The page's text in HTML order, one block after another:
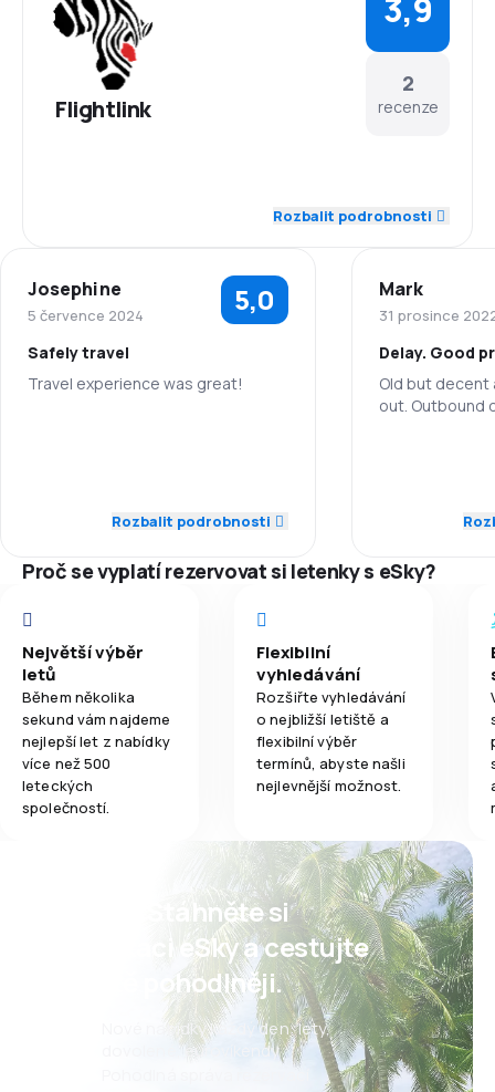
Flightlink
2
recenze
3,9
Síť spojení 4,0
Ceny letenek 5,0
4,0
Rozbalit podrobnosti
Josephine
5 července 2024 5,0
Safely travel
Travel experience was great!
Komfort cestování 5,0
Přeprava zavazadel 5,0
Jídla 5,0
Rozbalit podrobnosti
Mark
31 prosince
Delay. Good
Old but decent
out. Outbound
Síť spojení
Komfort
Přeprava
Jídla
Proč se vyplatí rezervovat si letenky s eSky?
Největší výběr
letů
Během několika
sekund vám najdeme
nejlepší let z nabídky
více než 500
leteckých
společností.
Flexibilní
vyhledávání
Rozšiřte vyhledávání
o nejbližší letiště a
flexibilní výběr
termínů, abyste našli
nejlevnější možnost.
Psst! Stáhněte si
aplikaci eSky a cestujte
ještě pohodlněji.
Nové nabídky každý den: lety,
dovolené, eurovíkendy